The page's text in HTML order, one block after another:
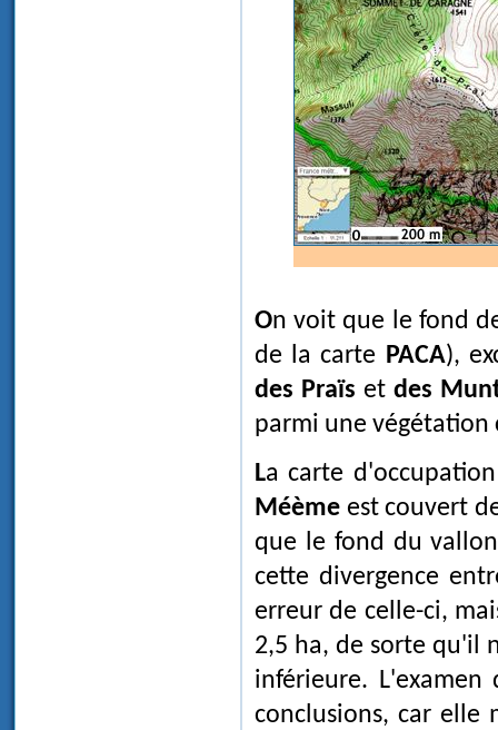
On voit que le fond des vallons porte en général des prairies (repère 231
de la carte PACA),
des Praïs etdes
parmi une végétation
La carte
Méème est couvert
que le fond du
cette divergence
erreur de celle-ci,
2,5 ha, de sorte qu'il
inférieure.
conclusions, car elle